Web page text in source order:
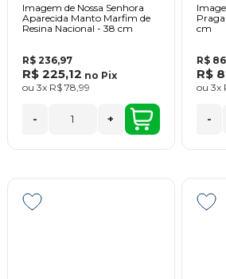
Imagem de Nossa Senhora
Aparecida Manto Marfim de
Resina Nacional - 38 cm
R$ 236,97
R$ 225,12 no Pix
ou 3x R$ 78,99
- +
cm
R$
R$
ou 3x
-